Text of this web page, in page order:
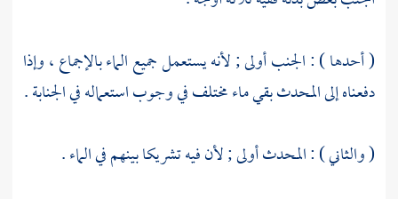
( أحدها ) : الجنب أولى ; لأنه يستعمل جميع الماء بالإجماع ، وإذا
دفعناه إلى المحدث بقي ماء مختلف في وجوب استعماله في الجنابة .
( والثاني ) : المحدث أولى ; لأن فيه تشريكا بينهم في الماء .